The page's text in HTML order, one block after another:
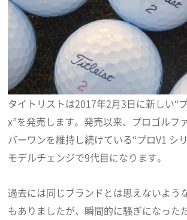
タイトリストは2017年2月3日に新しい“
x”を発売します。発売以来、プロゴルフ
バーワンを維持し続けている“プロV1 シ
モデルチェンジで9代目になります。
過去には同じブランドとは思えないよう
もありましたが、瞬間的に騒ぎになった